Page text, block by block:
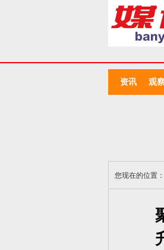
资讯 观
您现在的位置：